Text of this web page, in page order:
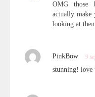
OMG those
actually make
looking at
PinkBow 9
stunning! love